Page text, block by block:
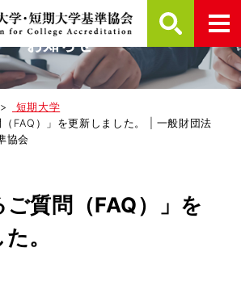
お知らせ
短期大学
（FAQ）」を更新しました。 | 一般財団法
協会
ご質問（FAQ）」を
。